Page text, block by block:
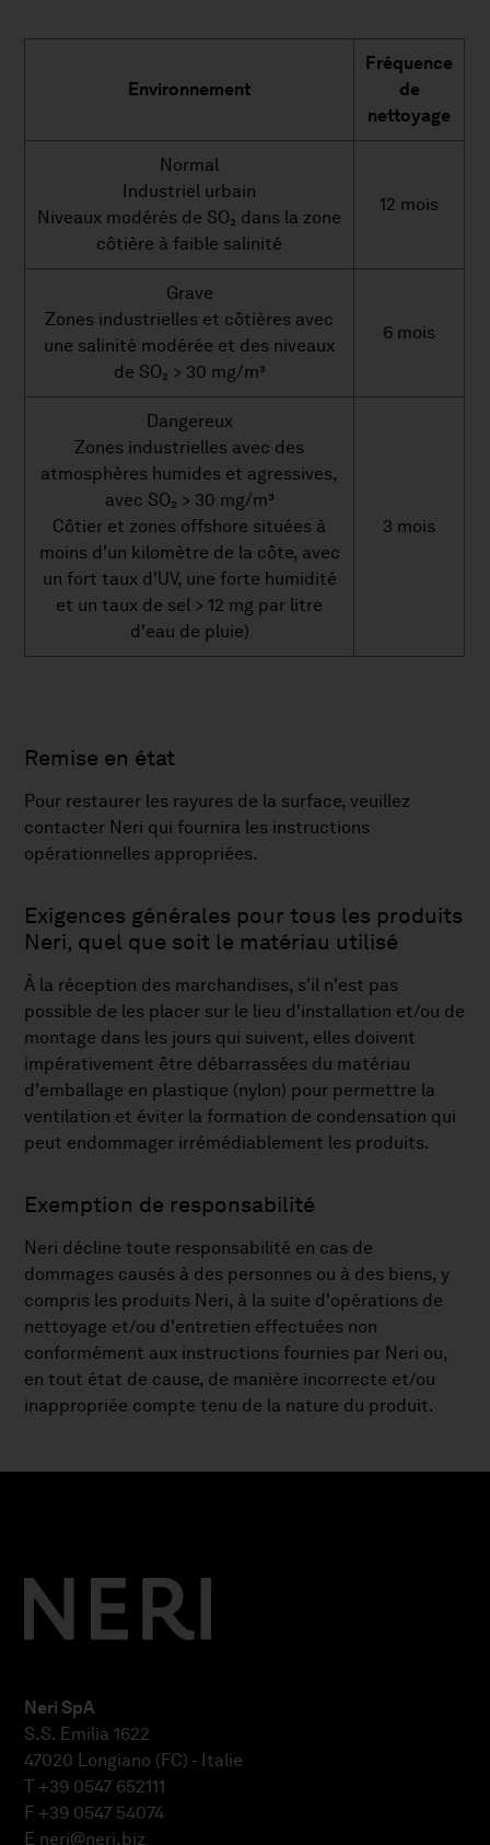
Environnement
Fréquence
de
nettoyage
Normal
Industriel urbain
Niveaux modérés de SO₂ dans la zone
côtière à faible salinité
12 mois
Grave
Zones industrielles et côtières avec
une salinité modérée et des niveaux
de SO₂ > 30 mg/m³
6 mois
Dangereux
Zones industrielles avec des
atmosphères humides et agressives,
avec SO₂ > 30 mg/m³
Côtier et zones offshore situées à
moins d'un kilomètre de la côte, avec
un fort taux d'UV, une forte humidité
et un taux de sel > 12 mg par litre
d'eau de pluie)
3 mois
Remise en état
Pour restaurer les rayures de la surface, veuillez
contacter Neri qui fournira les instructions
opérationnelles appropriées.
Exigences générales pour tous les produits
Neri, quel que soit le matériau utilisé
À la réception des marchandises, s'il n'est pas
possible de les placer sur le lieu d'installation et/ou de
montage dans les jours qui suivent, elles doivent
impérativement être débarrassées du matériau
d'emballage en plastique (nylon) pour permettre la
ventilation et éviter la formation de condensation qui
peut endommager irrémédiablement les produits.
Exemption de responsabilité
Neri décline toute responsabilité en cas de
dommages causés à des personnes ou à des biens, y
compris les produits Neri, à la suite d'opérations de
nettoyage et/ou d'entretien effectuées non
conformément aux instructions fournies par Neri ou,
en tout état de cause, de manière incorrecte et/ou
inappropriée compte tenu de la nature du produit.
Neri SpA
S.S. Emilia 1622
47020 Longiano (FC) - Italie
T +39 0547 652111
F +39 0547 54074
E neri@neri.biz